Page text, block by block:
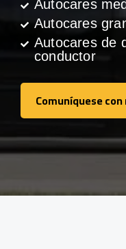
Autocares
Autocares
Autocares de
conductor
Comuníquese
Comuníquese